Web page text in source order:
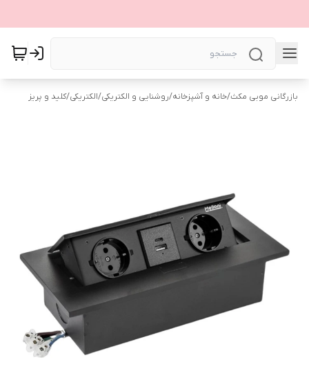
بازرگانی موبی مکث/خانه و آشپزخانه/روشنایی و الکتریکی/الکتریکی/کلید و پریز